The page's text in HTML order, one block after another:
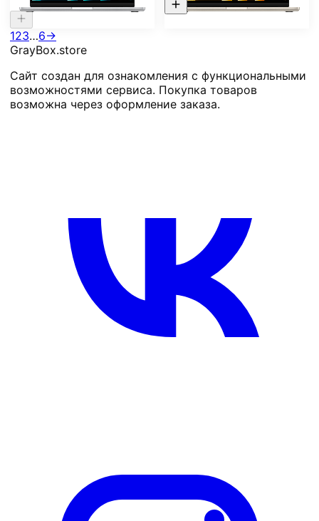
123…6→
GrayBox.store
Сайт создан для ознакомления с функциональными
возможностями сервиса. Покупка товаров
возможна через оформление заказа.